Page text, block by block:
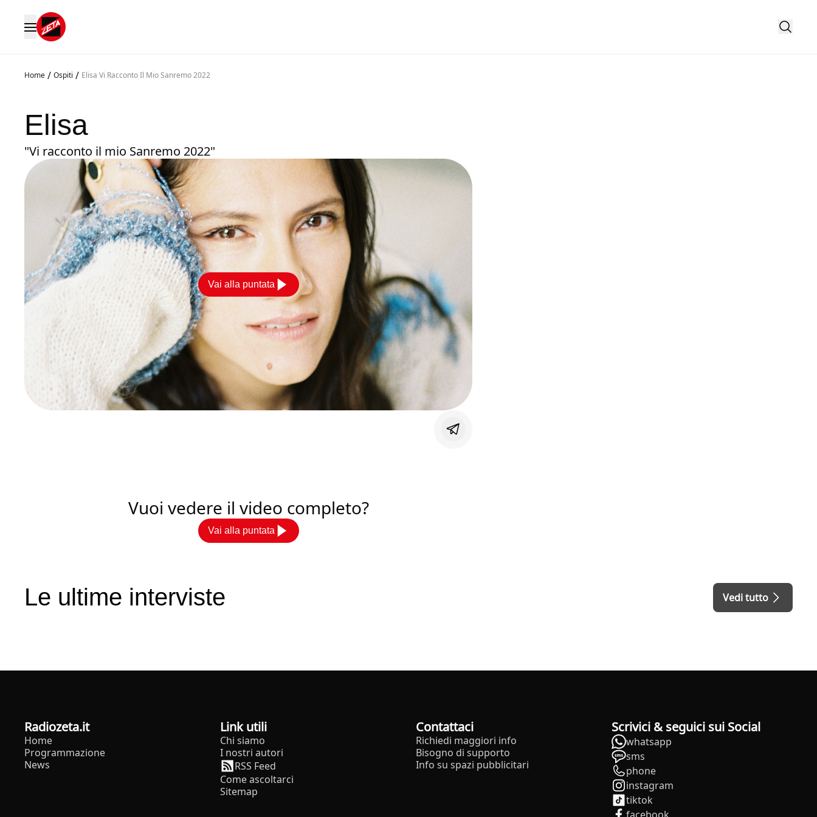
Home / Ospiti / Elisa Vi Racconto Il Mio Sanremo 2022
Elisa
"Vi racconto il mio Sanremo 2022"
Vai alla puntata
Vuoi vedere il video completo?
Vai alla puntata
Le ultime interviste Vedi tutto
radiozeta.it
Home
Programmazione
News
Link utili
Chi siamo
I nostri autori
RSS Feed
Come ascoltarci
Sitemap
Contattaci
Richiedi maggiori info
Bisogno di supporto
Info su spazi pubblicitari
Scrivici & seguici sui Social
whatsapp
sms
phone
instagram
tiktok